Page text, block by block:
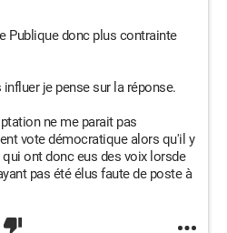
Publique donc plus contrainte
je pense sur la réponse.
ne me parait pas
vote démocratique alors qu'il y
ont donc eus des voix lorsde
pas été élus faute de poste à